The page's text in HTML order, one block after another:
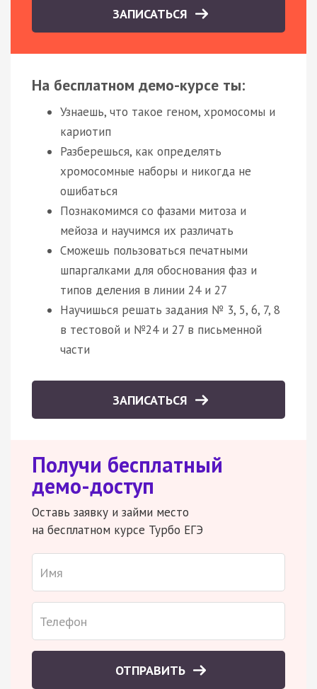
ЗАПИСАТЬСЯ
На бесплатном демо-курсе ты:
Узнаешь, что такое геном, хромосомы и
кариотип
Разберешься, как определять
хромосомные наборы и никогда не
ошибаться
Познакомимся со фазами митоза и
мейоза и научимся их различать
Сможешь пользоваться печатными
шпаргалками для обоснования фаз и
типов деления в линии 24 и 27
Научишься решать задания № 3, 5, 6, 7, 8
в тестовой и №24 и 27 в письменной
части
ЗАПИСАТЬСЯ
Получи бесплатный
демо-доступ
Оставь заявку и займи место
на бесплатном курсе Турбо ЕГЭ
ОТПРАВИТЬ